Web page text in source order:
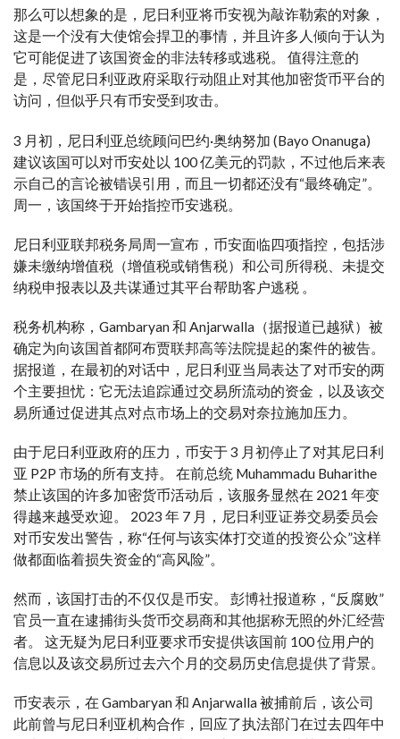
那么可以想象的是，尼日利亚将币安视为敲诈勒索的对象，
这是一个没有大使馆会捍卫的事情，并且许多人倾向于认为
它可能促进了该国资金的非法转移或逃税。 值得注意的
是，尽管尼日利亚政府采取行动阻止对其他加密货币平台的
访问，但似乎只有币安受到攻击。
3 月初，尼日利亚总统顾问巴约·奥纳努加 (Bayo Onanuga)
建议该国可以对币安处以 100 亿美元的罚款，不过他后来表
示自己的言论被错误引用，而且一切都还没有“最终确定”。
周一，该国终于开始指控币安逃税。
尼日利亚联邦税务局周一宣布，币安面临四项指控，包括涉
嫌未缴纳增值税（增值税或销售税）和公司所得税、未提交
纳税申报表以及共谋通过其平台帮助客户逃税 。
税务机构称，Gambaryan 和 Anjarwalla（据报道已越狱）被
确定为向该国首都阿布贾联邦高等法院提起的案件的被告。
据报道，在最初的对话中，尼日利亚当局表达了对币安的两
个主要担忧：它无法追踪通过交易所流动的资金，以及该交
易所通过促进其点对点市场上的交易对奈拉施加压力。
由于尼日利亚政府的压力，币安于 3 月初停止了对其尼日利
亚 P2P 市场的所有支持。 在前总统 Muhammadu Buharithe
禁止该国的许多加密货币活动后，该服务显然在 2021 年变
得越来越受欢迎。 2023 年 7 月，尼日利亚证券交易委员会
对币安发出警告，称“任何与该实体打交道的投资公众”这样
做都面临着损失资金的“高风险”。
然而，该国打击的不仅仅是币安。 彭博社报道称，“反腐败”
官员一直在逮捕街头货币交易商和其他据称无照的外汇经营
者。 这无疑为尼日利亚要求币安提供该国前 100 位用户的
信息以及该交易所过去六个月的交易历史信息提供了背景。
币安表示，在 Gambaryan 和 Anjarwalla 被捕前后，该公司
此前曾与尼日利亚机构合作，回应了执法部门在过去四年中